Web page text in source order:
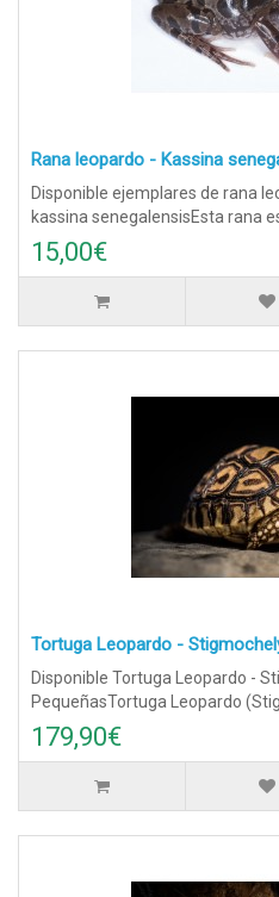
Rana leopardo - Kassina
Disponible ejemplares de rana
kassina senegalensisEsta rana
15,00€
Tortuga Leopardo -
Disponible Tortuga Leopardo -
PequeñasTortuga Leopardo
179,90€